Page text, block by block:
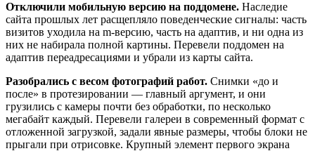
Отключили мобильную версию на поддомене. Наследие
сайта прошлых лет расщепляло поведенческие сигналы: часть
визитов уходила на m-версию, часть на адаптив, и ни одна из
них не набирала полной картины. Перевели поддомен на
адаптив переадресациями и убрали из карты сайта.
Разобрались с весом фотографий работ. Снимки «до и
после» в протезировании — главный аргумент, и они
грузились с камеры почти без обработки, по несколько
мегабайт каждый. Перевели галереи в современный формат с
отложенной загрузкой, задали явные размеры, чтобы блоки не
прыгали при отрисовке. Крупный элемент первого экрана